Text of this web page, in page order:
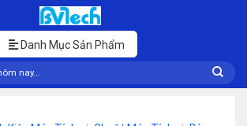
Danh Mục Sản Phẩm